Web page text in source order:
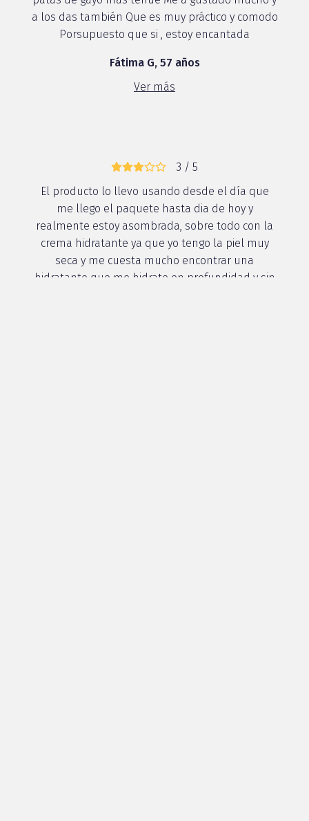
a los das también Que es muy práctico y comodo
Porsupuesto que si , estoy encantada
Fátima G, 57 años
Ver más
3 / 5
El producto lo llevo usando desde el día que
me llego el paquete hasta dia de hoy y
realmente estoy asombrada, sobre todo con la
crema hidratante ya que yo tengo la piel muy
seca y me cuesta mucho encontrar una
hidratante que me hidrate en profundidad y sin